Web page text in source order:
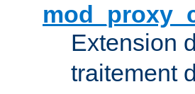
Extension
traitement